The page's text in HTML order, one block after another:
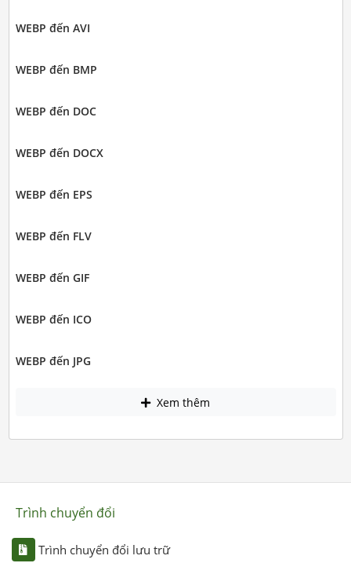
WEBP đến AVI
WEBP đến BMP
WEBP đến DOC
WEBP đến DOCX
WEBP đến EPS
WEBP đến FLV
WEBP đến GIF
WEBP đến ICO
WEBP đến JPG
Xem thêm
Trình chuyển đổi
Trình chuyển đổi lưu trữ